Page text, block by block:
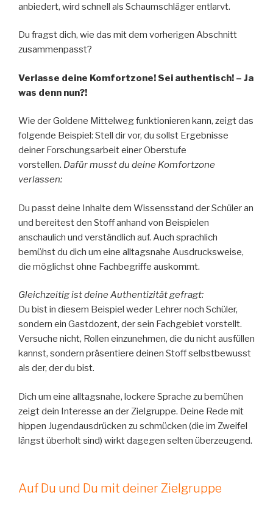
anbiedert, wird schnell als Schaumschläger entlarvt.
Du fragst dich, wie das mit dem vorherigen Abschnitt
zusammenpasst?
Verlasse deine Komfortzone! Sei authentisch! – Ja
was denn nun?!
Wie der Goldene Mittelweg funktionieren kann, zeigt das
folgende Beispiel: Stell dir vor, du sollst Ergebnisse
deiner Forschungsarbeit einer Oberstufe
vorstellen. Dafür musst du deine Komfortzone
verlassen:
Du passt deine Inhalte dem Wissensstand der Schüler an
und bereitest den Stoff anhand von Beispielen
anschaulich und verständlich auf. Auch sprachlich
bemühst du dich um eine alltagsnahe Ausdrucksweise,
die möglichst ohne Fachbegriffe auskommt.
Gleichzeitig ist deine Authentizität gefragt:
Du bist in diesem Beispiel weder Lehrer noch Schüler,
sondern ein Gastdozent, der sein Fachgebiet vorstellt.
Versuche nicht, Rollen einzunehmen, die du nicht ausfüllen
kannst, sondern präsentiere deinen Stoff selbstbewusst
als der, der du bist.
Dich um eine alltagsnahe, lockere Sprache zu bemühen
zeigt dein Interesse an der Zielgruppe. Deine Rede mit
hippen Jugendausdrücken zu schmücken (die im Zweifel
längst überholt sind) wirkt dagegen selten überzeugend.
Auf Du und Du mit deiner Zielgruppe